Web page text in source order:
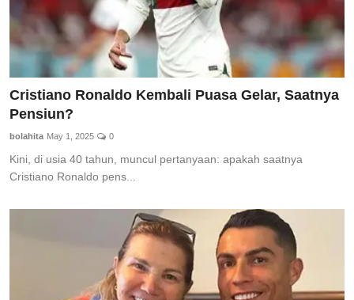
Cristiano Ronaldo Kembali Puasa Gelar, Saatnya
Pensiun?
bolahita May 1, 2025 0
Kini, di usia 40 tahun, muncul pertanyaan: apakah saatnya
Cristiano Ronaldo pens...